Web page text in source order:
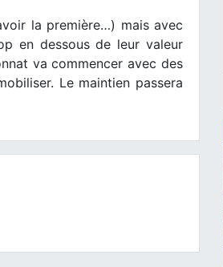
la première…) mais avec
en dessous de leur valeur
va commencer avec des
Le maintien passera